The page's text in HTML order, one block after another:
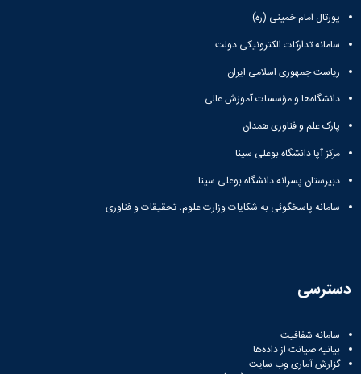
پورتال امام خمینی (ره)
سامانه تدارکات الکترونیکی دولت
ریاست جمهوری اسلامی ایران
دانشگاه‌ها و مؤسسات آموزش عالی
پارک علم و فناوری همدان
مرکز آپا دانشگاه بوعلی سینا
دبیرستان پسرانه دانشگاه بوعلی سینا
سامانه پاسخگوئی به شکایات وزارت علوم، تحقیقات و فناوری
دسترسی
سامانه شفافیت
بیانیه صیانت از داده‌ها
گزارش آماری وب‌ سایت